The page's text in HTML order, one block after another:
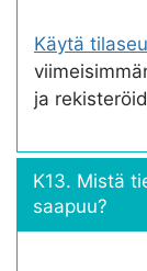
Käytä
ja
K13. Mistä
saapuu?